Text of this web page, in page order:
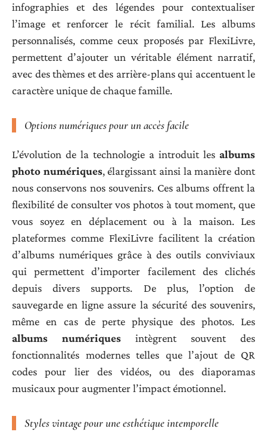
infographies et des légendes pour contextualiser
l’image et renforcer le récit familial. Les albums
personnalisés, comme ceux proposés par FlexiLivre,
permettent d’ajouter un véritable élément narratif,
avec des thèmes et des arrière-plans qui accentuent le
caractère unique de chaque famille.
Options numériques pour un accès facile
L’évolution de la technologie a introduit les albums
photo numériques, élargissant ainsi la manière dont
nous conservons nos souvenirs. Ces albums offrent la
flexibilité de consulter vos photos à tout moment, que
vous soyez en déplacement ou à la maison. Les
plateformes comme FlexiLivre facilitent la création
d’albums numériques grâce à des outils conviviaux
qui permettent d’importer facilement des clichés
depuis divers supports. De plus, l’option de
sauvegarde en ligne assure la sécurité des souvenirs,
même en cas de perte physique des photos. Les
albums numériques intègrent souvent des
fonctionnalités modernes telles que l’ajout de QR
codes pour lier des vidéos, ou des diaporamas
musicaux pour augmenter l’impact émotionnel.
Styles vintage pour une esthétique intemporelle